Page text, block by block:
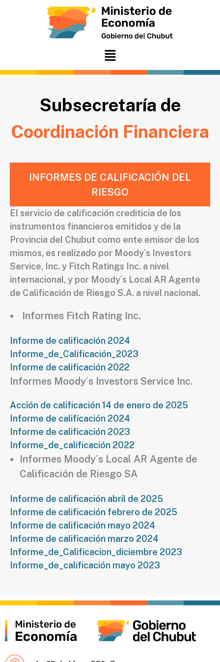
Menú
Subsecretaría de
Coordinación Financiera
INFORMES DE CALIFICACIÓN DEL
RIESGO
El servicio de calificación crediticia de los
instrumentos financieros emitidos y de la
Provincia del Chubut como ente emisor de los
mismos, es realizado por Moody´s Investors
Service, Inc. y Fitch Ratings Inc. a nivel
internacional, y por Moody´s Local AR Agente
de Calificación de Riesgo S.A. a nivel nacional.
Informes Fitch Rating Inc.
Informe de calificación 2024
Informe_de_Calificación_2023
Informe de calificación 2022
Informes Moody´s Investors Service Inc.
Acción de calificación 14 de enero de 2025
Informe de calificación 2024
Informe de calificación 2023
Informe_de_calificación 2022
Informes Moody´s Local AR Agente de
Calificación de Riesgo SA
Informe de calificación abril de 2025
Informe de calificación febrero de 2025
Informe de calificación mayo 2024
Informe de calificación marzo 2024
Informe_de_Calificacion_diciembre 2023
Informe_de_calificación mayo 2023